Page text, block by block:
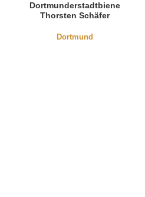
Dortmunderstadtbienen
Thorsten Schäfer
Dortmund